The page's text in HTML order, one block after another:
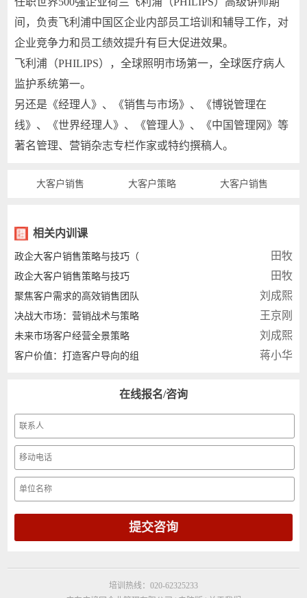
间，负责飞利浦中国区企业内部员工培训和辅导工作，对
企业竞争力和员工绩效提升有巨大促进效果。
飞利浦（PHILIPS），全球照明市场第一，全球医疗病人
监护系统第一。
另还是《经理人》、《销售与市场》、《博锐管理在
线》、《世界经理人》、《管理人》、《中国管理网》等
著名管理、营销杂志专栏作家或特约撰稿人。
大客户销售 大客户策略 大客户销售
相关内训课
政企大客户销售策略与技巧（ 田牧
政企大客户销售策略与技巧 田牧
聚焦客户需求的高效销售团队 刘成熙
决战大市场：营销战术与策略 王京刚
未来市场客户经营全景策略 刘成熙
客户价值：打造客户导向的组 蒋小华
在线报名/咨询
培训热线：020-62325233